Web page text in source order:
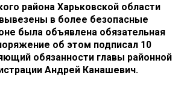
района Харьковской области
в более безопасные
была объявлена обязательная
об этом подписал 10
обязанности главы районной
Андрей Канашевич.